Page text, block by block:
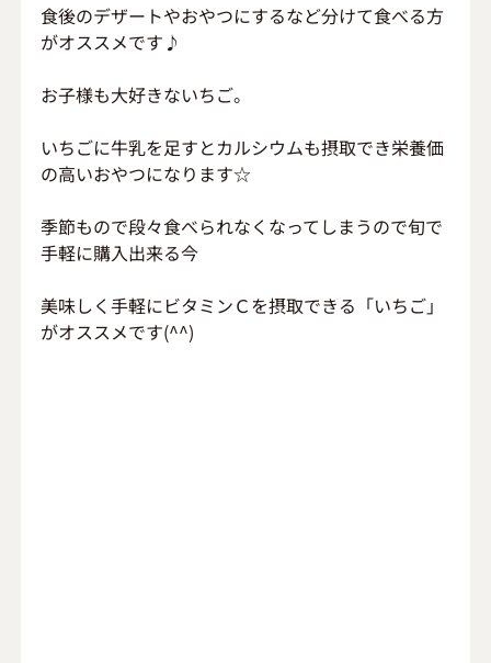
食後のデザートやおやつにするなど分けて食べる方
がオススメです♪
お子様も大好きないちご。
いちごに牛乳を足すとカルシウムも摂取でき栄養価
の高いおやつになります☆
季節もので段々食べられなくなってしまうので旬で
手軽に購入出来る今
美味しく手軽にビタミンＣを摂取できる「いちご」
がオススメです(^^)